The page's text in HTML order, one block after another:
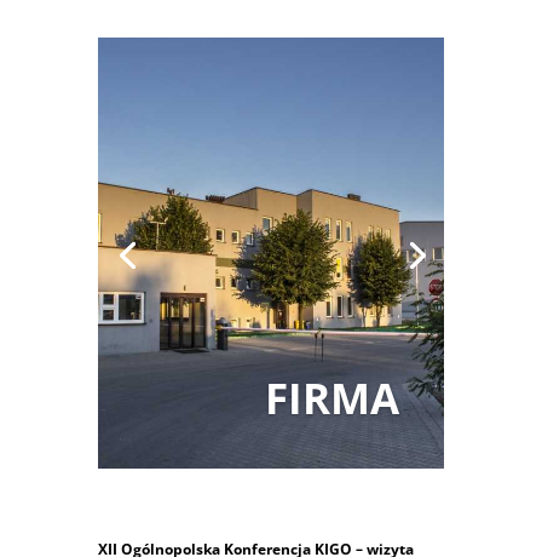
FIRMA
XII Ogólnopolska Konferencja KIGO – wizyta